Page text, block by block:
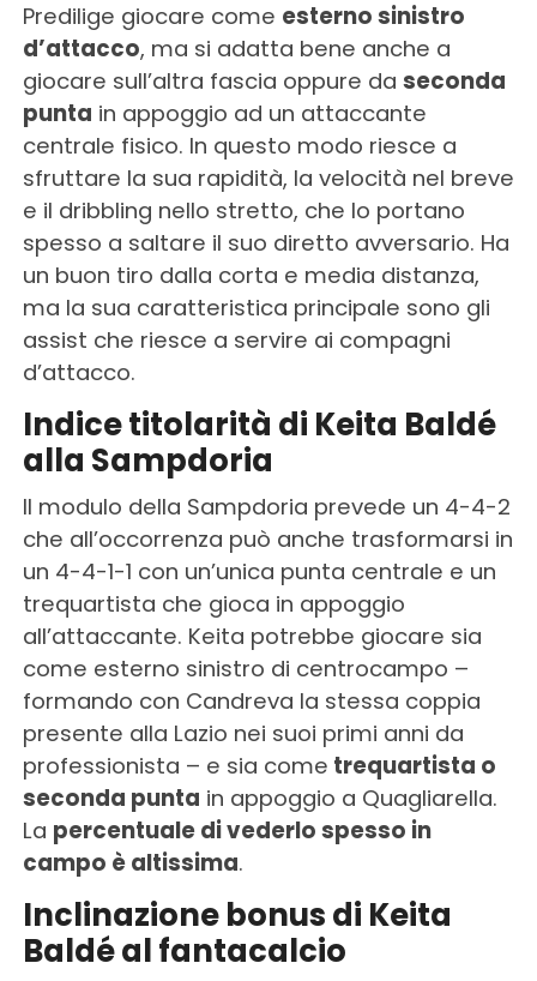
Predilige giocare come esterno sinistro
d’attacco, ma si adatta bene anche a
giocare sull’altra fascia oppure da seconda
punta in appoggio ad un attaccante
centrale fisico. In questo modo riesce a
sfruttare la sua rapidità, la velocità nel breve
e il dribbling nello stretto, che lo portano
spesso a saltare il suo diretto avversario. Ha
un buon tiro dalla corta e media distanza,
ma la sua caratteristica principale sono gli
assist che riesce a servire ai compagni
d’attacco.
Indice titolarità di Keita Baldé
alla Sampdoria
Il modulo della Sampdoria prevede un 4-4-2
che all’occorrenza può anche trasformarsi in
un 4-4-1-1 con un’unica punta centrale e un
trequartista che gioca in appoggio
all’attaccante. Keita potrebbe giocare sia
come esterno sinistro di centrocampo –
formando con Candreva la stessa coppia
presente alla Lazio nei suoi primi anni da
professionista – e sia come trequartista o
seconda punta in appoggio a Quagliarella.
La percentuale di vederlo spesso in
campo è altissima.
Inclinazione bonus di Keita
Baldé al fantacalcio